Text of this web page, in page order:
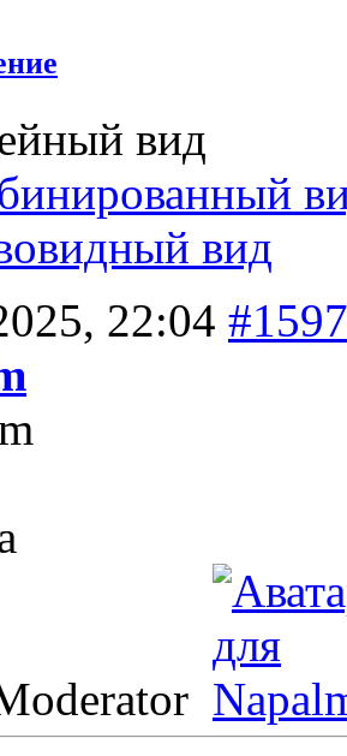
вид
вид
22:04